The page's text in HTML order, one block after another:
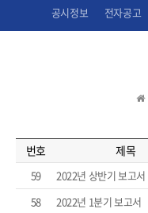
공시정보 전자공고
번호 제목
59 2022년 상반기 보고서
58
2022년 1분기 보고서